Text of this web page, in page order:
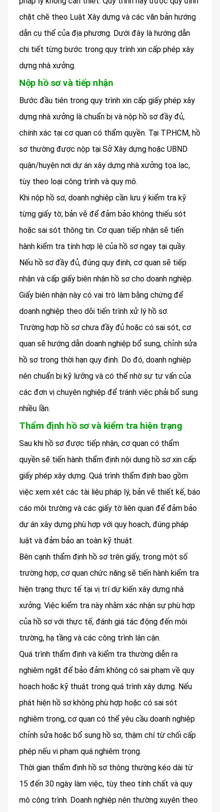
chặt chẽ theo Luật Xây dựng và các văn bản hướng
dẫn cụ thể của địa phương. Dưới đây là hướng dẫn
chi tiết từng bước trong quy trình xin cấp phép xây
dựng nhà xưởng.
Nộp hồ sơ và tiếp nhận
Bước đầu tiên trong quy trình xin cấp giấy phép xây
dựng nhà xưởng là chuẩn bị và nộp hồ sơ đầy đủ,
chính xác tại cơ quan có thẩm quyền. Tại TP.HCM, hồ
sơ thường được nộp tại Sở Xây dựng hoặc UBND
quận/huyện nơi dự án xây dựng nhà xưởng tọa lạc,
tùy theo loại công trình và quy mô.
Khi nộp hồ sơ, doanh nghiệp cần lưu ý kiểm tra kỹ
từng giấy tờ, bản vẽ để đảm bảo không thiếu sót
hoặc sai sót thông tin. Cơ quan tiếp nhận sẽ tiến
hành kiểm tra tính hợp lệ của hồ sơ ngay tại quầy.
Nếu hồ sơ đầy đủ, đúng quy định, cơ quan sẽ tiếp
nhận và cấp giấy biên nhận hồ sơ cho doanh nghiệp.
Giấy biên nhận này có vai trò làm bằng chứng để
doanh nghiệp theo dõi tiến trình xử lý hồ sơ.
Trường hợp hồ sơ chưa đầy đủ hoặc có sai sót, cơ
quan sẽ hướng dẫn doanh nghiệp bổ sung, chỉnh sửa
hồ sơ trong thời hạn quy định. Do đó, doanh nghiệp
nên chuẩn bị kỹ lưỡng và có thể nhờ sự tư vấn của
các đơn vị chuyên nghiệp để tránh việc phải bổ sung
nhiều lần.
Thẩm định hồ sơ và kiểm tra hiện trạng
Sau khi hồ sơ được tiếp nhận, cơ quan có thẩm
quyền sẽ tiến hành thẩm định nội dung hồ sơ xin cấp
giấy phép xây dựng. Quá trình thẩm định bao gồm
việc xem xét các tài liệu pháp lý, bản vẽ thiết kế, báo
cáo môi trường và các giấy tờ liên quan để đảm bảo
dự án xây dựng phù hợp với quy hoạch, đúng pháp
luật và đảm bảo an toàn kỹ thuật.
Bên cạnh thẩm định hồ sơ trên giấy, trong một số
trường hợp, cơ quan chức năng sẽ tiến hành kiểm tra
hiện trạng thực tế tại vị trí dự kiến xây dựng nhà
xưởng. Việc kiểm tra này nhằm xác nhận sự phù hợp
của hồ sơ với thực tế, đánh giá tác động đến môi
trường, hạ tầng và các công trình lân cận.
Quá trình thẩm định và kiểm tra thường diễn ra
nghiêm ngặt để bảo đảm không có sai phạm về quy
hoạch hoặc kỹ thuật trong quá trình xây dựng. Nếu
phát hiện hồ sơ không phù hợp hoặc có sai sót
nghiêm trọng, cơ quan có thể yêu cầu doanh nghiệp
chỉnh sửa hoặc bổ sung hồ sơ, thậm chí từ chối cấp
phép nếu vi phạm quá nghiêm trọng.
Thời gian thẩm định hồ sơ thông thường kéo dài từ
15 đến 30 ngày làm việc, tùy theo tính chất và quy
mô công trình. Doanh nghiệp nên thường xuyên theo